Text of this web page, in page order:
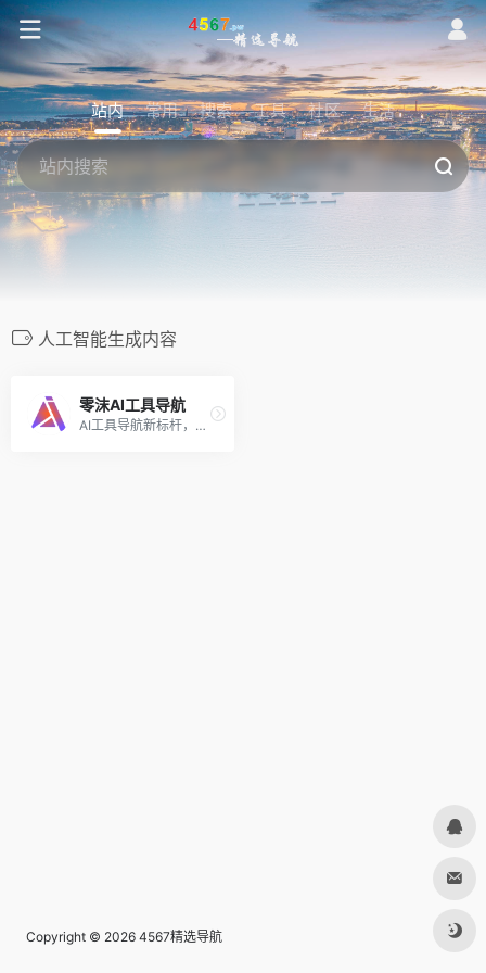
站内 常用 搜索 工具 社区 生活
人工智能生成内容
零沫AI工具导航
AI工具导航新标杆，收集国内外AI工具网址
Copyright © 2026 4567精选导航